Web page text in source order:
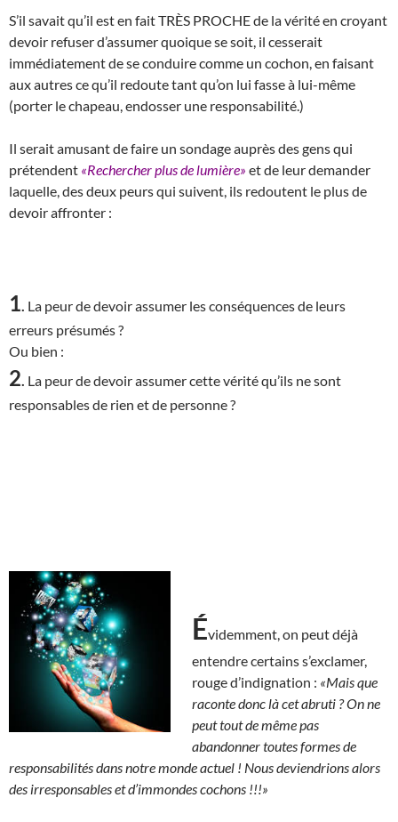
S’il savait qu’il est en fait TRÈS PROCHE de la vérité en croyant
devoir refuser d’assumer quoique se soit, il cesserait
immédiatement de se conduire comme un cochon, en faisant
aux autres ce qu’il redoute tant qu’on lui fasse à lui-même
(porter le chapeau, endosser une responsabilité.)
Il serait amusant de faire un sondage auprès des gens qui
prétendent «Rechercher plus de lumière» et de leur demander
laquelle, des deux peurs qui suivent, ils redoutent le plus de
devoir affronter :
1 La peur de devoir assumer les conséquences de leurs
erreurs présumés ?
Ou bien :
2 La peur de devoir assumer cette vérité qu’ils ne sont
responsables de rien et de personne ?
Évidemment, on peut déjà
entendre certains s’exclamer,
rouge d’indignation : «Mais que
raconte donc là cet abruti ?On ne
peut tout de même pas
abandonner toutes formes de
responsabilités dans notre monde actuel ! Nous deviendrions alors
des irresponsables et d’immondes cochons !!!»